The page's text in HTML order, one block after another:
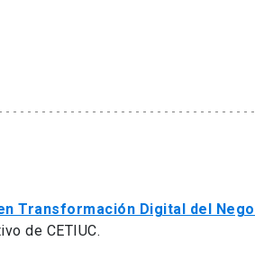
Transformación Digital del
de CETIUC.